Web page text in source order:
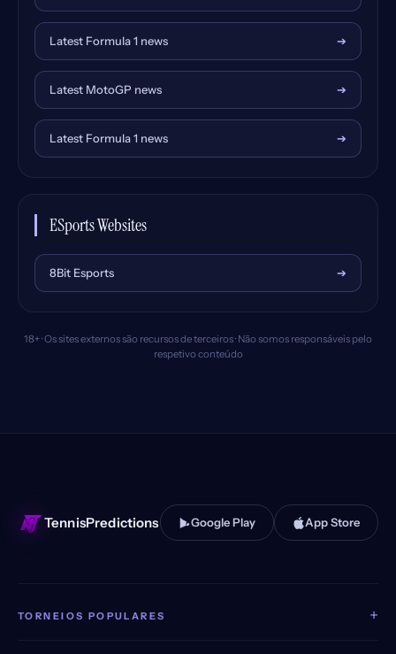
Latest Formula 1 news ➔
Latest MotoGP news ➔
Latest Formula 1 news ➔
ESports Websites
8Bit Esports ➔
18+ · Os sites externos são recursos de terceiros · Não somos responsáveis pelo
respetivo conteúdo
TennisPredictions Google Play App Store
TORNEIOS POPULARES +